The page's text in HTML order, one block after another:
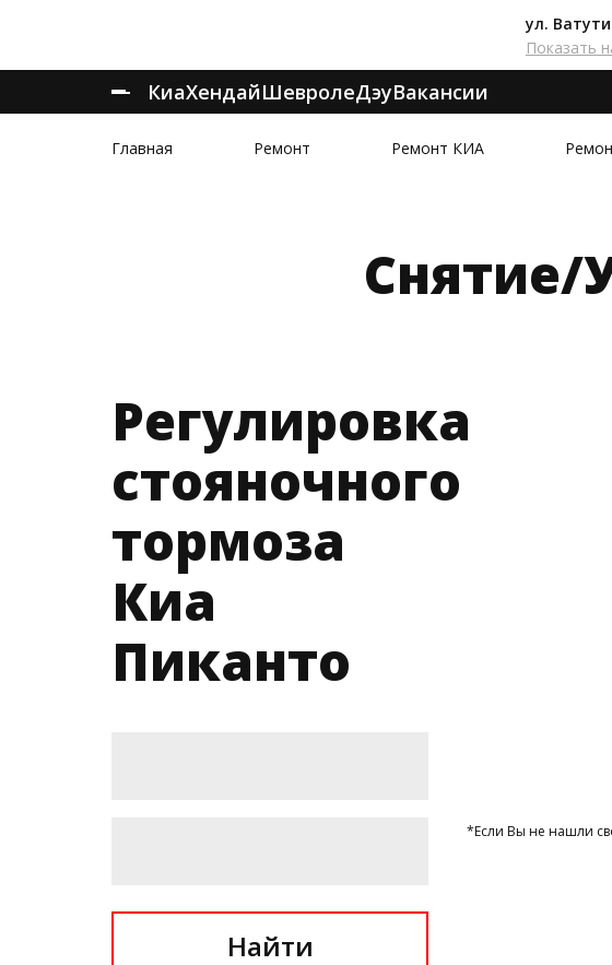
ул.
Показать
КиаХендайШевролеДэуВакансии
Главная Ремонт Ремонт КИА
Снятие/
Регулировка
стояночного
тормоза
Киа
Пиканто
Найти
*Если Вы не нашли